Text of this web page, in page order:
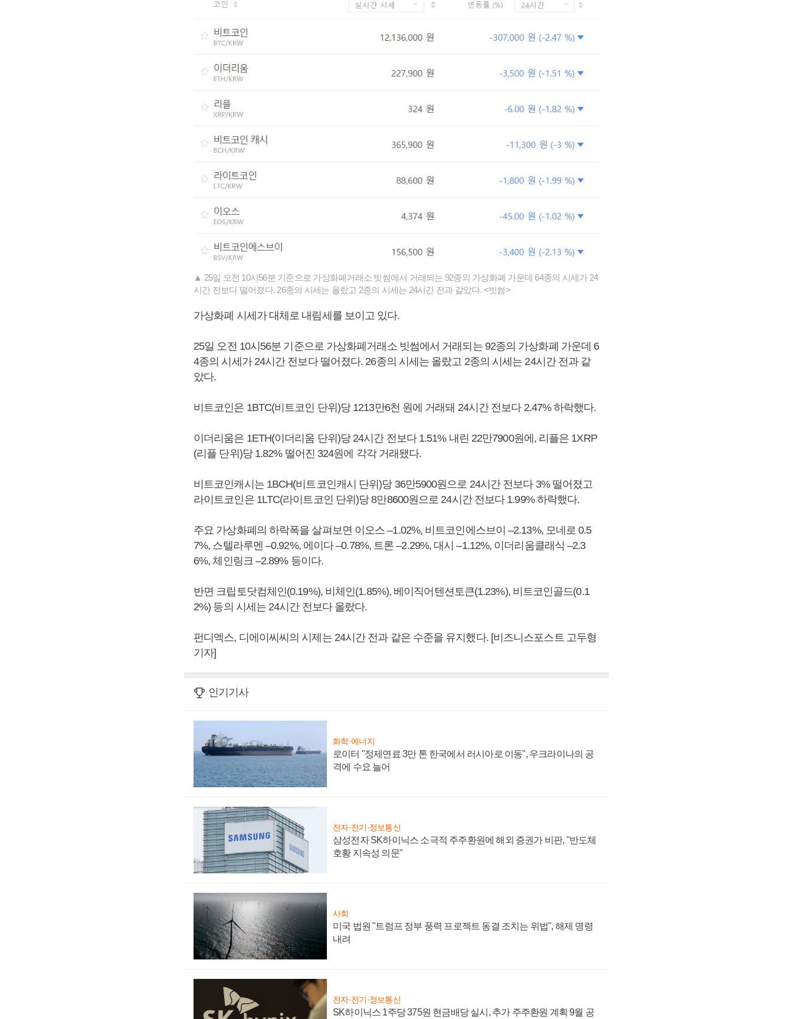
▲ 25일 오전 10시56분 기준으로 가상화폐거래소 빗썸에서 거래되는 92종의 가상화폐 가운데 64종의 시세가 24
시간 전보다 떨어졌다. 26종의 시세는 올랐고 2종의 시세는 24시간 전과 같았다. <빗썸>
가상화폐 시세가 대체로 내림세를 보이고 있다.
25일 오전 10시56분 기준으로 가상화폐거래소 빗썸에서 거래되는 92종의 가상화폐 가운데 6
4종의 시세가 24시간 전보다 떨어졌다. 26종의 시세는 올랐고 2종의 시세는 24시간 전과 같
았다.
비트코인은 1BTC(비트코인 단위)당 1213만6천 원에 거래돼 24시간 전보다 2.47% 하락했다.
이더리움은 1ETH(이더리움 단위)당 24시간 전보다 1.51% 내린 22만7900원에, 리플은 1XRP
(리플 단위)당 1.82% 떨어진 324원에 각각 거래됐다.
비트코인캐시는 1BCH(비트코인캐시 단위)당 36만5900원으로 24시간 전보다 3% 떨어졌고
라이트코인은 1LTC(라이트코인 단위)당 8만8600원으로 24시간 전보다 1.99% 하락했다.
주요 가상화폐의 하락폭을 살펴보면 이오스 –1.02%, 비트코인에스브이 –2.13%, 모네로 0.5
7%, 스텔라루멘 –0.92%, 에이다 –0.78%, 트론 –2.29%, 대시 –1.12%, 이더리움클래식 –2.3
6%, 체인링크 –2.89% 등이다.
반면 크립토닷컴체인(0.19%), 비체인(1.85%), 베이직어텐션토큰(1.23%), 비트코인골드(0.1
2%) 등의 시세는 24시간 전보다 올랐다.
펀디엑스, 디에이씨씨의 시제는 24시간 전과 같은 수준을 유지했다. [비즈니스포스트 고두형
기자]
인기기사
화학·에너지
로이터 "정제연료 3만 톤 한국에서 러시아로 이동", 우크라이나의 공
격에 수요 늘어
전자·전기·정보통신
삼성전자 SK하이닉스 소극적 주주환원에 해외 증권가 비판, "반도체
호황 지속성 의문"
사회
미국 법원 "트럼프 정부 풍력 프로젝트 동결 조치는 위법", 해제 명령
내려
전자·전기·정보통신
SK하이닉스 1주당 375원 현금배당 실시, 추가 주주환원 계획 9월 공